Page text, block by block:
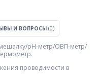
И ВОПРОСЫ (0)
рН-метр/ОВП-метр/
проводимости в